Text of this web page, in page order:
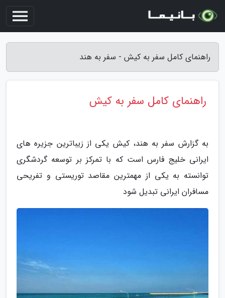
راهنمای کامل سفر به کیش - سفر به هند
راهنمای کامل سفر به کیش
به گزارش سفر به هند، کیش یکی از زیباترین جزیره های
ایرانی خلیج فارس است که با تمرکز بر توسعه گردشگری
توانسته به یکی از مهمترین مقاصد توریستی و تفریحی
مسافران ایرانی تبدیل شود